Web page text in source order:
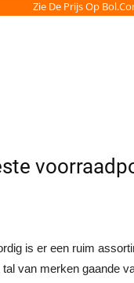
Zie De Prijs Op
is er een ruim
tal van merken gaande